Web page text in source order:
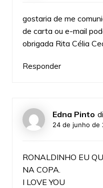
gostaria de me
de carta ou e-mail
obrigada Rita Célia
Responder
Edna Pinto
24 de junho de
RONALDINHO EU
NA COPA.
I LOVE YOU